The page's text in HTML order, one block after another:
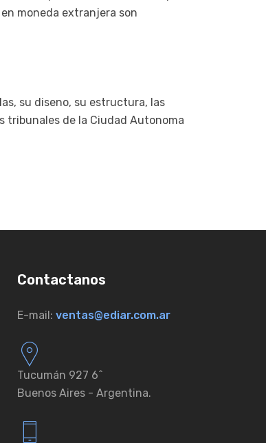
moneda extranjera son
su diseno, su estructura, las
tribunales de la Ciudad Autonoma
Contactanos
E-mail: ventas@ediar.com.ar
Tucumán 927 6ˆ
Buenos Aires - Argentina.